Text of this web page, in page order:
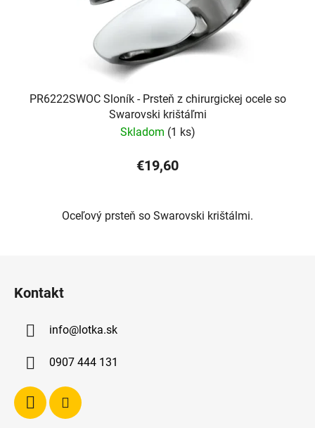
PR6222SWOC Sloník - Prsteň z chirurgickej ocele so
Swarovski krištáľmi
Skladom (1 ks)
€19,60
Oceľový prsteň so Swarovski krištálmi.
Kontakt
info@lotka.sk
0907 444 131